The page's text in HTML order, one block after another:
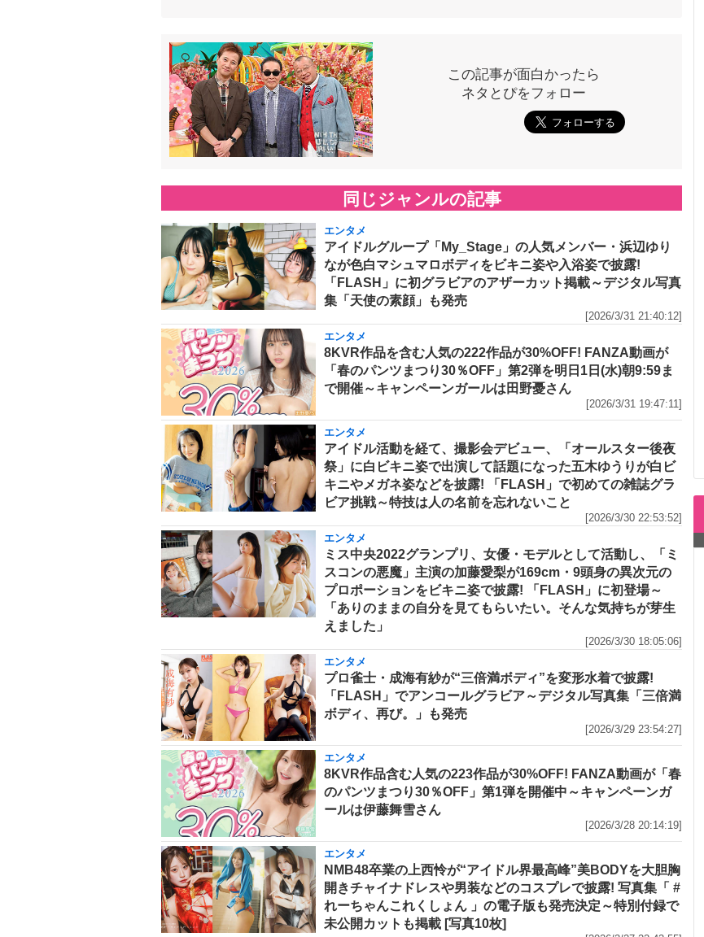
この記事が面白かったら
ネタとぴをフォロー
同じジャンルの記事
エンタメ
アイドルグループ「My_Stage」の人気メンバー・浜辺ゆり
なが色白マシュマロボディをビキニ姿や入浴姿で披露!
「FLASH」に初グラビアのアザーカット掲載～デジタル写真
集「天使の素顔」も発売
[2026/3/31 21:40:12]
エンタメ
8KVR作品を含む人気の222作品が30%OFF! FANZA動画が
「春のパンツまつり30％OFF」第2弾を明日1日(水)朝9:59ま
で開催～キャンペーンガールは田野憂さん
[2026/3/31 19:47:11]
エンタメ
アイドル活動を経て、撮影会デビュー、「オールスター後夜
祭」に白ビキニ姿で出演して話題になった五木ゆうりが白ビ
キニやメガネ姿などを披露! 「FLASH」で初めての雑誌グラ
ビア挑戦～特技は人の名前を忘れないこと
[2026/3/30 22:53:52]
エンタメ
ミス中央2022グランプリ、女優・モデルとして活動し、「ミ
スコンの悪魔」主演の加藤愛梨が169cm・9頭身の異次元の
プロポーションをビキニ姿で披露! 「FLASH」に初登場～
「ありのままの自分を見てもらいたい。そんな気持ちが芽生
えました」
[2026/3/30 18:05:06]
エンタメ
プロ雀士・成海有紗が“三倍満ボディ”を変形水着で披露!
「FLASH」でアンコールグラビア～デジタル写真集「三倍満
ボディ、再び。」も発売
[2026/3/29 23:54:27]
エンタメ
8KVR作品含む人気の223作品が30%OFF! FANZA動画が「春
のパンツまつり30％OFF」第1弾を開催中～キャンペーンガ
ールは伊藤舞雪さん
[2026/3/28 20:14:19]
エンタメ
NMB48卒業の上西怜が“アイドル界最高峰”美BODYを大胆胸
開きチャイナドレスや男装などのコスプレで披露! 写真集「 #
れーちゃんこれくしょん 」の電子版も発売決定～特別付録で
未公開カットも掲載 [写真10枚]